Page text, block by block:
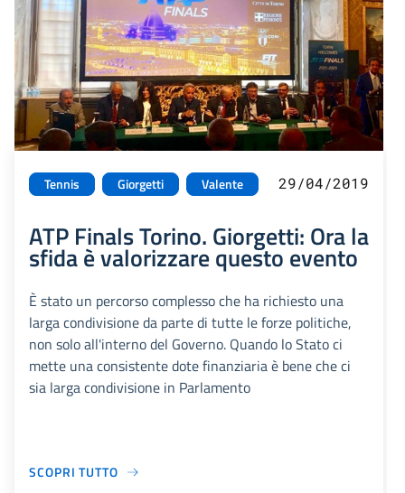
Tennis Giorgetti Valente 29/04/2019
ATP Finals Torino. Giorgetti: Ora la
sfida è valorizzare questo evento
È stato un percorso complesso che ha richiesto una
larga condivisione da parte di tutte le forze politiche,
non solo all'interno del Governo. Quando lo Stato ci
mette una consistente dote finanziaria è bene che ci
sia larga condivisione in Parlamento
SCOPRI TUTTO